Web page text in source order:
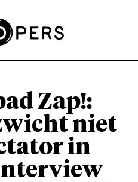
Zap!:
niet
in